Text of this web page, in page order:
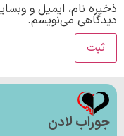
ذخیره نام، ایمیل و
دیدگاهی می‌نویسم.
جوراب لادن